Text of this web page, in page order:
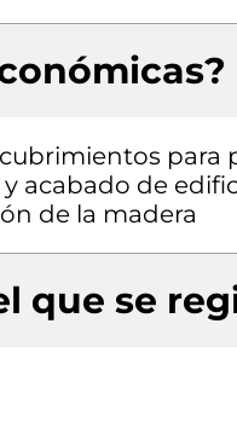
para
acabado de
de la madera
que se